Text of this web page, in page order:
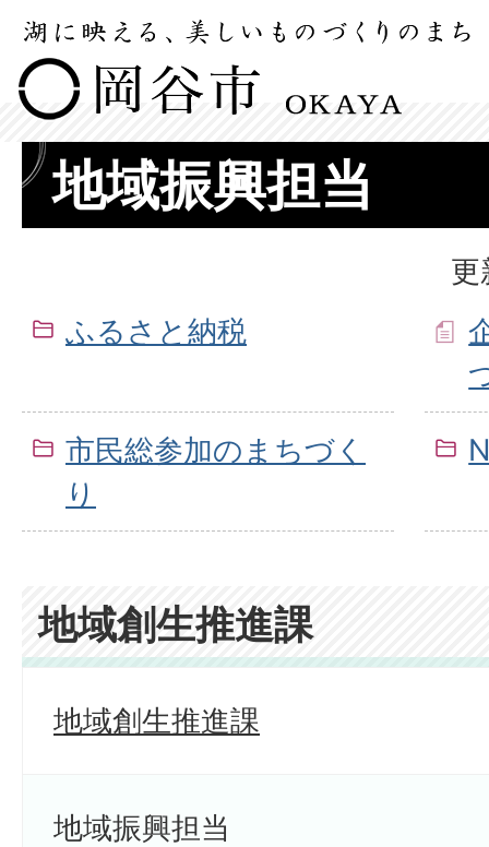
地域振興担当
更
ふるさと納税
市民総参加のまちづく
り
地域創生推進課
地域創生推進課
地域振興担当